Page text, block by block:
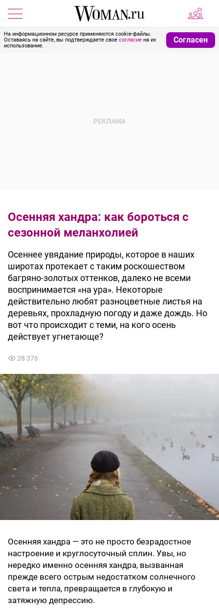
На информационном ресурсе применяются cookie-файлы.
Оставаясь на сайте, вы подтверждаете свое согласие на их
использование.
Согласен
Осенняя хандра: как бороться с
сезонной меланхолией
Осеннее увядание природы, которое в наших
широтах протекает с таким роскошеством
багряно-золотых оттенков, далеко не всеми
воспринимается «на ура». Некоторые
действительно любят разноцветные листья на
деревьях, прохладную погоду и даже дождь. Но
вот что происходит с теми, на кого осень
действует угнетающе?
28 376
Осенняя хандра — это не просто безрадостное
настроение и круглосуточный сплин. Увы, но
нередко именно осенняя хандра, вызванная
прежде всего острым недостатком солнечного
света и тепла, превращается в глубокую и
затяжную депрессию.